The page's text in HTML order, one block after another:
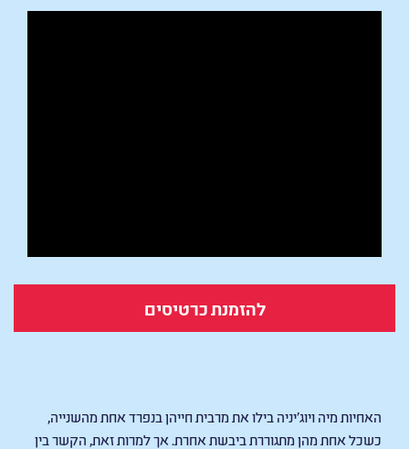
להזמנת כרטיסים
האחיות מיה ויוג'יניה בילו את מרבית חייהן בנפרד אחת מהשנייה,
כשכל אחת מהן מתגוררת ביבשת אחרת. אך למרות זאת, הקשר בין